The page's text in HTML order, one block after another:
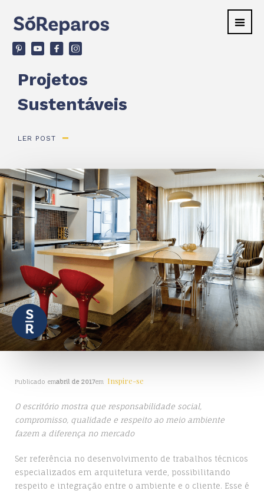
v ù F d
Projetos
Sustentáveis
LER POST
Publicado emabril de 2017em Inspire-se
O escritório mostra que responsabilidade social,
compromisso, qualidade e respeito ao meio ambiente
fazem a diferença no mercado
Ser referência no desenvolvimento de trabalhos técnicos
especializados em arquitetura verde, possibilitando
respeito e integração entre o ambiente e o cliente. Esse é